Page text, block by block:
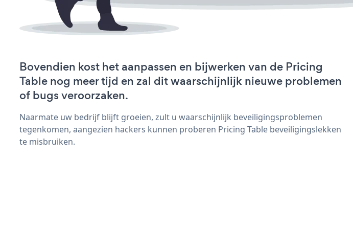
Bovendien kost het aanpassen en bijwerken van de Pricing
Table nog meer tijd en zal dit waarschijnlijk nieuwe problemen
of bugs veroorzaken.
Naarmate uw bedrijf blijft groeien, zult u waarschijnlijk beveiligingsproblemen
tegenkomen, aangezien hackers kunnen proberen Pricing Table beveiligingslekken
te misbruiken.